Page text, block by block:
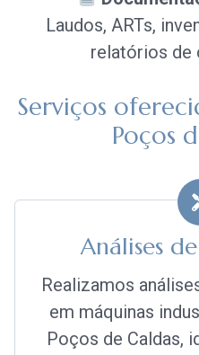
Laudos, ARTs,
relatórios de
Serviços
Poços
Análises
Realizamos
em máquinas
Poços de Caldas,